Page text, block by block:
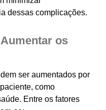
dessas complicações.
os
ser aumentados por
como
Entre os fatores